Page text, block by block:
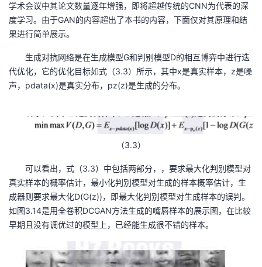
客
论
坛
的
圈
子
我
的
直
我
的
我
发
者
Programs
的
支
学术会议中其论文数量逐年增强，即将超越传统的CNN为代表的深
度学习。由于GAN的内容超出了本书的内容，下面仅对其原理和结
果进行简单展示。
生成对抗网络是在生成模型G和判别模型D的相互博弈中进行迭
代优化，它的优化目标如式（3.3）所示，其中x是真实样本，z是噪
声，pdata(x)是真实分布，pz(z)是生成的分布。
（3.3）
可以看出，式（3.3）中包括两部分，，要求最大化判别模型对
真实样本的概率估计，最小化判别模型对生成的样本概率估计，生
成器则要求最大化D(G(z))，即最大化判别模型对生成样本的误判。
如图3.14是用全卷积DCGAN方法生成的嘴唇样本的展示图，在比较
早期且没有调优过的模型上，已经能生成很不错的样本。